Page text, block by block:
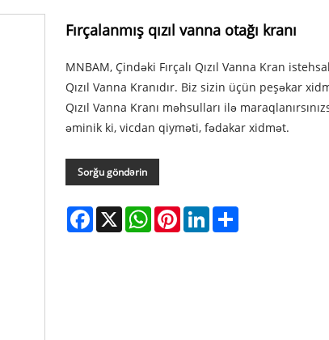
Fırçalanmış qızıl vanna otağı kranı
MNBAM, Çindəki Fırçalı Qızıl Vanna Kran
Qızıl Vanna Kranıdır. Biz sizin üçün peşəkar
Qızıl Vanna Kranı məhsulları ilə
əminik ki, vicdan qiyməti, fədakar xidmət.
Sorğu göndərin
Facebook
X WhatsAppPinterestLinkedIn